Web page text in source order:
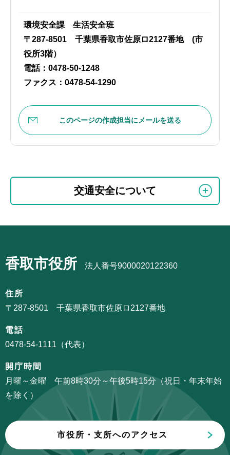
環境安全課 生活安全班
〒287-8501 千葉県香取市佐原ロ2127番地 (市
役所3階）
電話：0478-50-1248
ファクス：0478-54-1290
このページの作成担当にメールを送る
こ
ビ
ー
シ
ン
こ
こ
か
交通安全について
ナ
ゲ
ー
ョ
ン
こ
こ
ま
香取市役所 法人番号9000020122360
住所
〒287-8501 千葉県香取市佐原ロ2127番地
電話
0478-54-1111（代表）
開庁時間
月曜～金曜 午前8時30分～午後5時15分（祝日・年末年始
を除く）
市役所・支所へのアクセス